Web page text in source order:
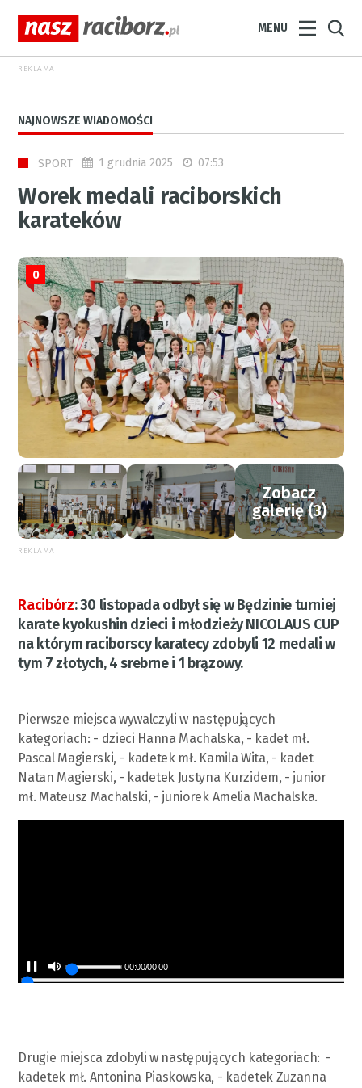
MENU
REKLAMA
NAJNOWSZE WIADOMOŚCI
SPORT 1 grudnia 2025 07:53
Worek medali raciborskich
karateków
0
Zobacz
galerię (3)
REKLAMA
Racibórz:30 listopada odbył się w Będzinie turniej
karate kyokushin dzieci i młodzieży NICOLAUS CUP
na którym raciborscy karatecy zdobyli 12 medali w
tym 7 złotych, 4 srebrne i 1 brązowy.
Pierwsze miejsca wywalczyli w następujących
kategoriach: - dzieci Hanna Machalska, - kadet mł.
Pascal Magierski, - kadetek mł. Kamila Wita, - kadet
Natan Magierski, - kadetek Justyna Kurzidem, - junior
mł. Mateusz Machalski, - juniorek Amelia Machalska.
00:00/00:00
Drugie miejsca zdobyli w następujących kategoriach: -
kadetek mł. Antonina Piaskowska, - kadetek Zuzanna